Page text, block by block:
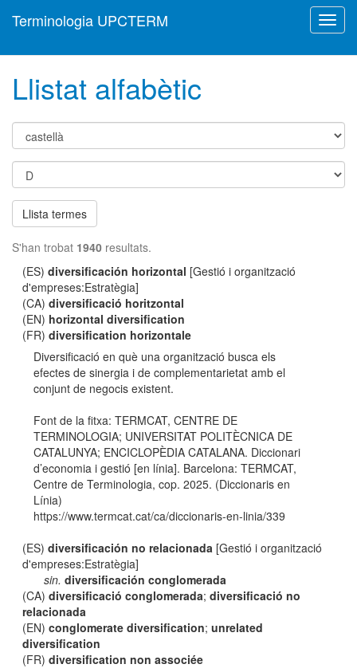
Terminologia UPCTERM
Llistat alfabètic
Llista termes
S'han trobat 1940 resultats.
(ES)diversificación horizontal [Gestió i organització
d'empreses:Estratègia]
(CA)diversificació horitzontal
(EN) horizontal diversification
(FR)diversification horizontale
Diversificació en què una organització busca els
efectes de sinergia i de complementarietat amb el
conjunt de negocis existent.
Font de la fitxa: TERMCAT, CENTRE DE
TERMINOLOGIA; UNIVERSITAT POLITÈCNICA DE
CATALUNYA; ENCICLOPÈDIA CATALANA. Diccionari
d’economia i gestió [en línia]. Barcelona: TERMCAT,
Centre de Terminologia, cop. 2025. (Diccionaris en
Línia)
https://www.termcat.cat/ca/diccionaris-en-linia/339
(ES)diversificación no relacionada [Gestió i organització
d'empreses:Estratègia]
sin. diversificación conglomerada
(CA)diversificació conglomerada;diversificació no
relacionada
(EN)conglomerate diversification;unrelated
diversification
(FR)diversification non associée